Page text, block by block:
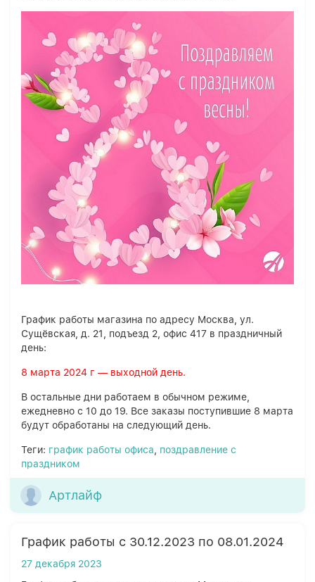
График работы магазина по адресу Москва, ул.
Сущёвская, д. 21, подъезд 2, офис 417 в праздничный
день:
8 марта 2024 г — выходной день.
В остальные дни работаем в обычном режиме,
ежедневно с 10 до 19. Все заказы поступившие 8 марта
будут обработаны на следующий день.
Теги: график работы офиса
поздравление с
праздником
Артлайф
График работы с 30.12.2023 по 08.01.2024
27 декабря 2023